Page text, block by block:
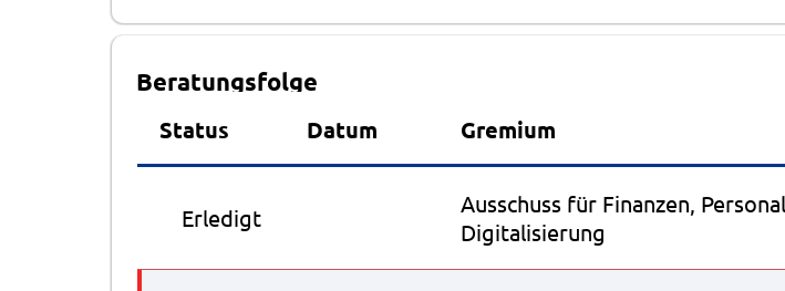
Beratungsfolge
Status Datum Gremium
Erledigt
Ausschuss für Finanzen,
Digitalisierung